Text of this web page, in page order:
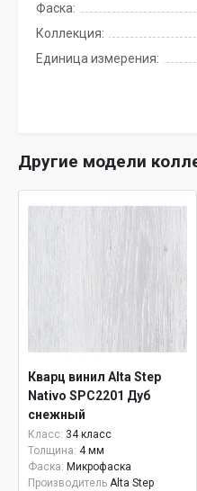
Фаска:
Коллекция:
Единица измерения:
Другие модели
Кварц винил Alta Step
Nativo SPC2201 Дуб
снежный
Класс: 34 класс
Толщина: 4 мм
Фаска: Микрофаска
Производитель Alta Step